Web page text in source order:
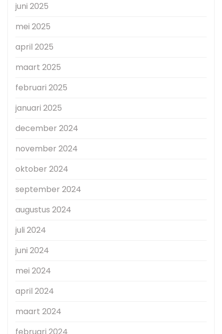
juni 2025
mei 2025
april 2025
maart 2025
februari 2025
januari 2025
december 2024
november 2024
oktober 2024
september 2024
augustus 2024
juli 2024
juni 2024
mei 2024
april 2024
maart 2024